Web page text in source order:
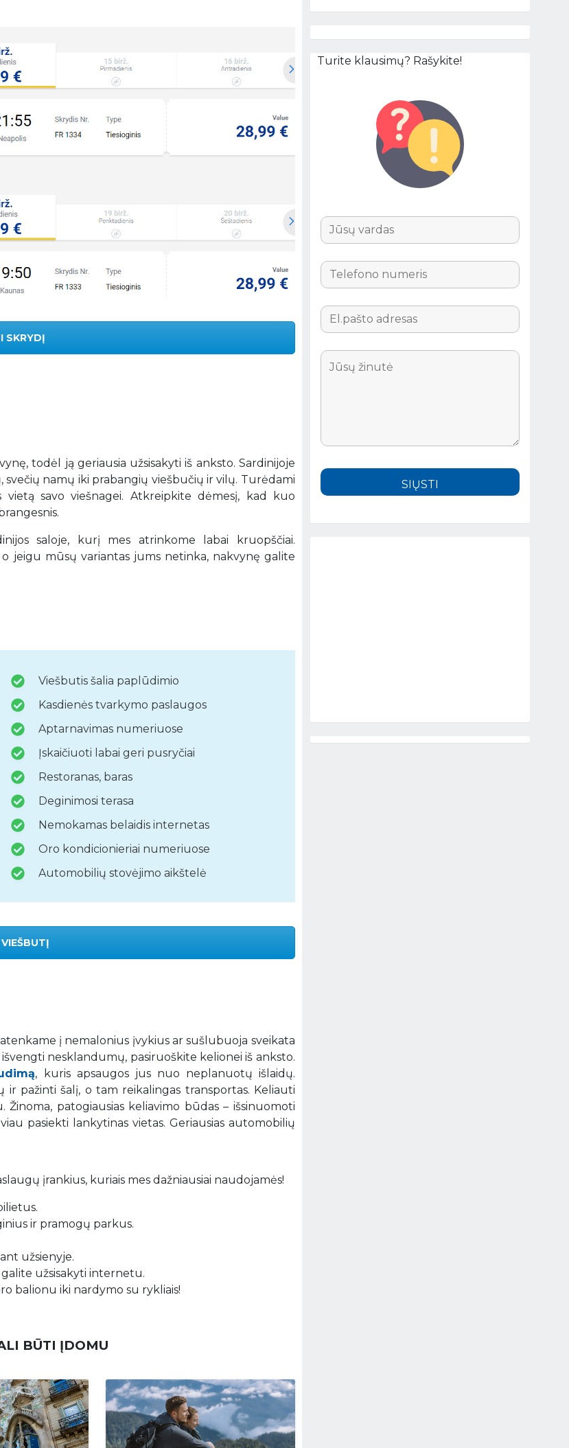
SKRYDĮ
todėl ją geriausia užsisakyti iš anksto. Sardinijoje
namų iki prabangių viešbučių ir vilų. Turėdami
savo viešnagei. Atkreipkite dėmesį, kad kuo
saloje, kurį mes atrinkome labai kruopščiai.
jeigu mūsų variantas jums netinka, nakvynę galite
Viešbutis šalia paplūdimio
Kasdienės tvarkymo paslaugos
Aptarnavimas numeriuose
Įskaičiuoti labai geri pusryčiai
Restoranas, baras
Deginimosi terasa
Nemokamas belaidis internetas
Oro kondicionieriai numeriuose
Automobilių stovėjimo aikštelė
į nemalonius įvykius ar sušlubuoja sveikata
nesklandumų, pasiruoškite kelionei iš anksto.
, kuris apsaugos jus nuo neplanuotų išlaidų.
pažinti šalį, o tam reikalingas transportas. Keliauti
patogiausias keliavimo būdas – išsinuomoti
pasiekti lankytinas vietas. Geriausias automobilių
įrankius, kuriais mes dažniausiai naudojamės!
ir pramogų parkus.
užsienyje.
galite užsisakyti internetu.
balionu iki nardymo su rykliais!
BŪTI ĮDOMU
Turite klausimų? Rašykite!